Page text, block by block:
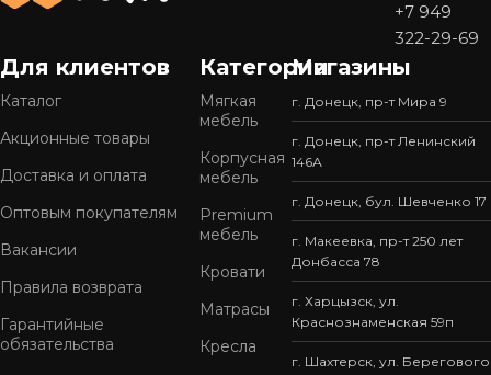
+7 949
322-29-69
Для клиентов
Каталог
Акционные товары
Доставка и оплата
Оптовым покупателям
Вакансии
Правила возврата
Гарантийные
обязательства
Категории
Мягкая
мебель
Корпусная
мебель
Premium
мебель
Кровати
Матрасы
Кресла
Магазины
г. Донецк, пр-т Мира 9
г. Донецк, пр-т Ленинский
146А
г. Донецк, бул. Шевченко 17
г. Макеевка, пр-т 250 лет
Донбасса 78
г. Харцызск, ул.
Краснознаменская 59п
г. Шахтерск, ул. Берегового